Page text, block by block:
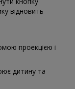
відновить
проекцією і
дитину та